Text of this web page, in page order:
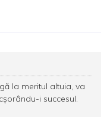
la meritul altuia, va
i succesul.